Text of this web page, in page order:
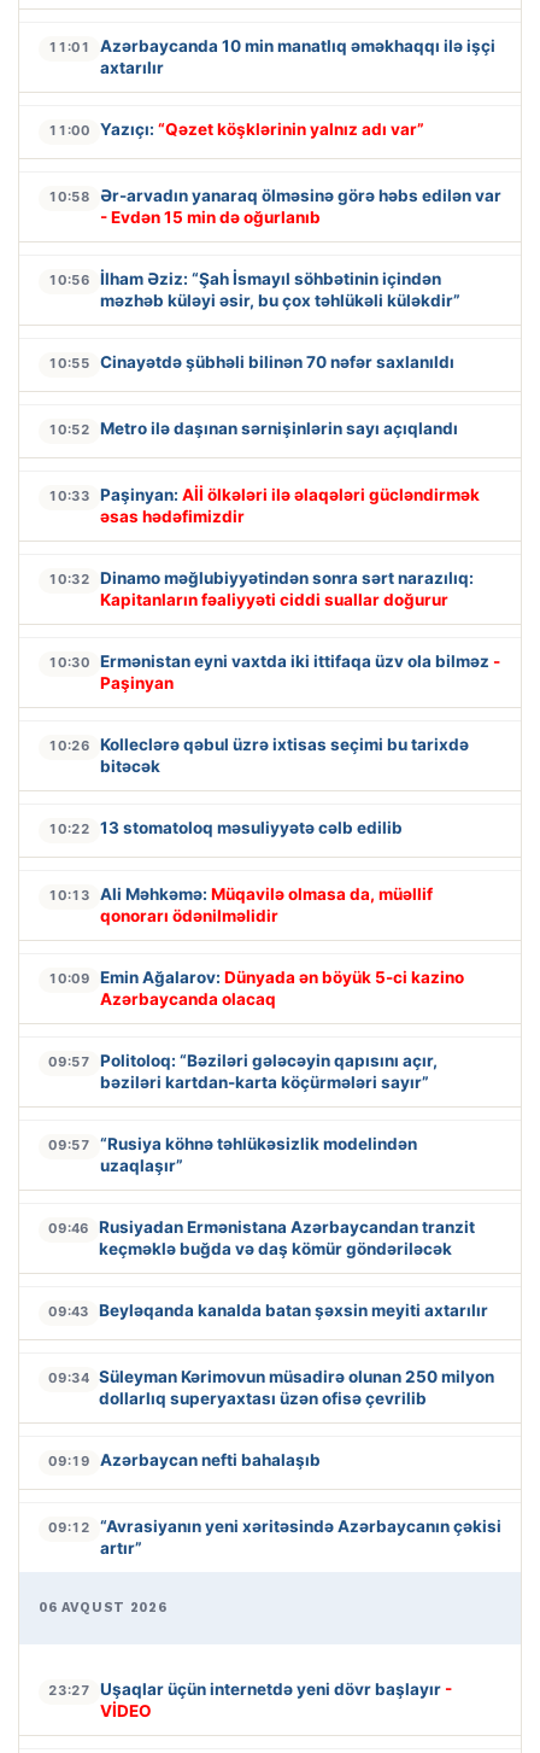
11:01
Azərbaycanda 10 min manatlıq əməkhaqqı ilə işçi
axtarılır
11:00 Yazıçı: “Qəzet köşklərinin yalnız adı var”
10:58
Ər-arvadın yanaraq ölməsinə görə həbs edilən var
- Evdən 15 min də oğurlanıb
10:56
İlham Əziz: “Şah İsmayıl söhbətinin içindən
məzhəb küləyi əsir, bu çox təhlükəli küləkdir”
10:55 Cinayətdə şübhəli bilinən 70 nəfər saxlanıldı
10:52 Metro ilə daşınan sərnişinlərin sayı açıqlandı
10:33 Paşinyan: Aİİ ölkələri ilə əlaqələri gücləndirmək
əsas hədəfimizdir
10:32
Dinamo məğlubiyyətindən sonra sərt narazılıq:
Kapitanların fəaliyyəti ciddi suallar doğurur
10:30 Ermənistan eyni vaxtda iki ittifaqa üzv ola bilməz -
Paşinyan
10:26
Kolleclərə qəbul üzrə ixtisas seçimi bu tarixdə
bitəcək
10:22 13 stomatoloq məsuliyyətə cəlb edilib
10:13 Ali Məhkəmə: Müqavilə olmasa da, müəllif
qonorarı ödənilməlidir
10:09 Emin Ağalarov: Dünyada ən böyük 5-ci kazino
Azərbaycanda olacaq
09:57
Politoloq: “Bəziləri gələcəyin qapısını açır,
bəziləri kartdan-karta köçürmələri sayır”
09:57
“Rusiya köhnə təhlükəsizlik modelindən
uzaqlaşır”
09:46
Rusiyadan Ermənistana Azərbaycandan tranzit
keçməklə buğda və daş kömür göndəriləcək
09:43 Beyləqanda kanalda batan şəxsin meyiti axtarılır
09:34 Süleyman Kərimovun müsadirə olunan 250 milyon
dollarlıq superyaxtası üzən ofisə çevrilib
09:19 Azərbaycan nefti bahalaşıb
09:12
“Avrasiyanın yeni xəritəsində Azərbaycanın çəkisi
artır”
06 AVQUST 2026
23:27 Uşaqlar üçün internetdə yeni dövr başlayır -
VİDEO